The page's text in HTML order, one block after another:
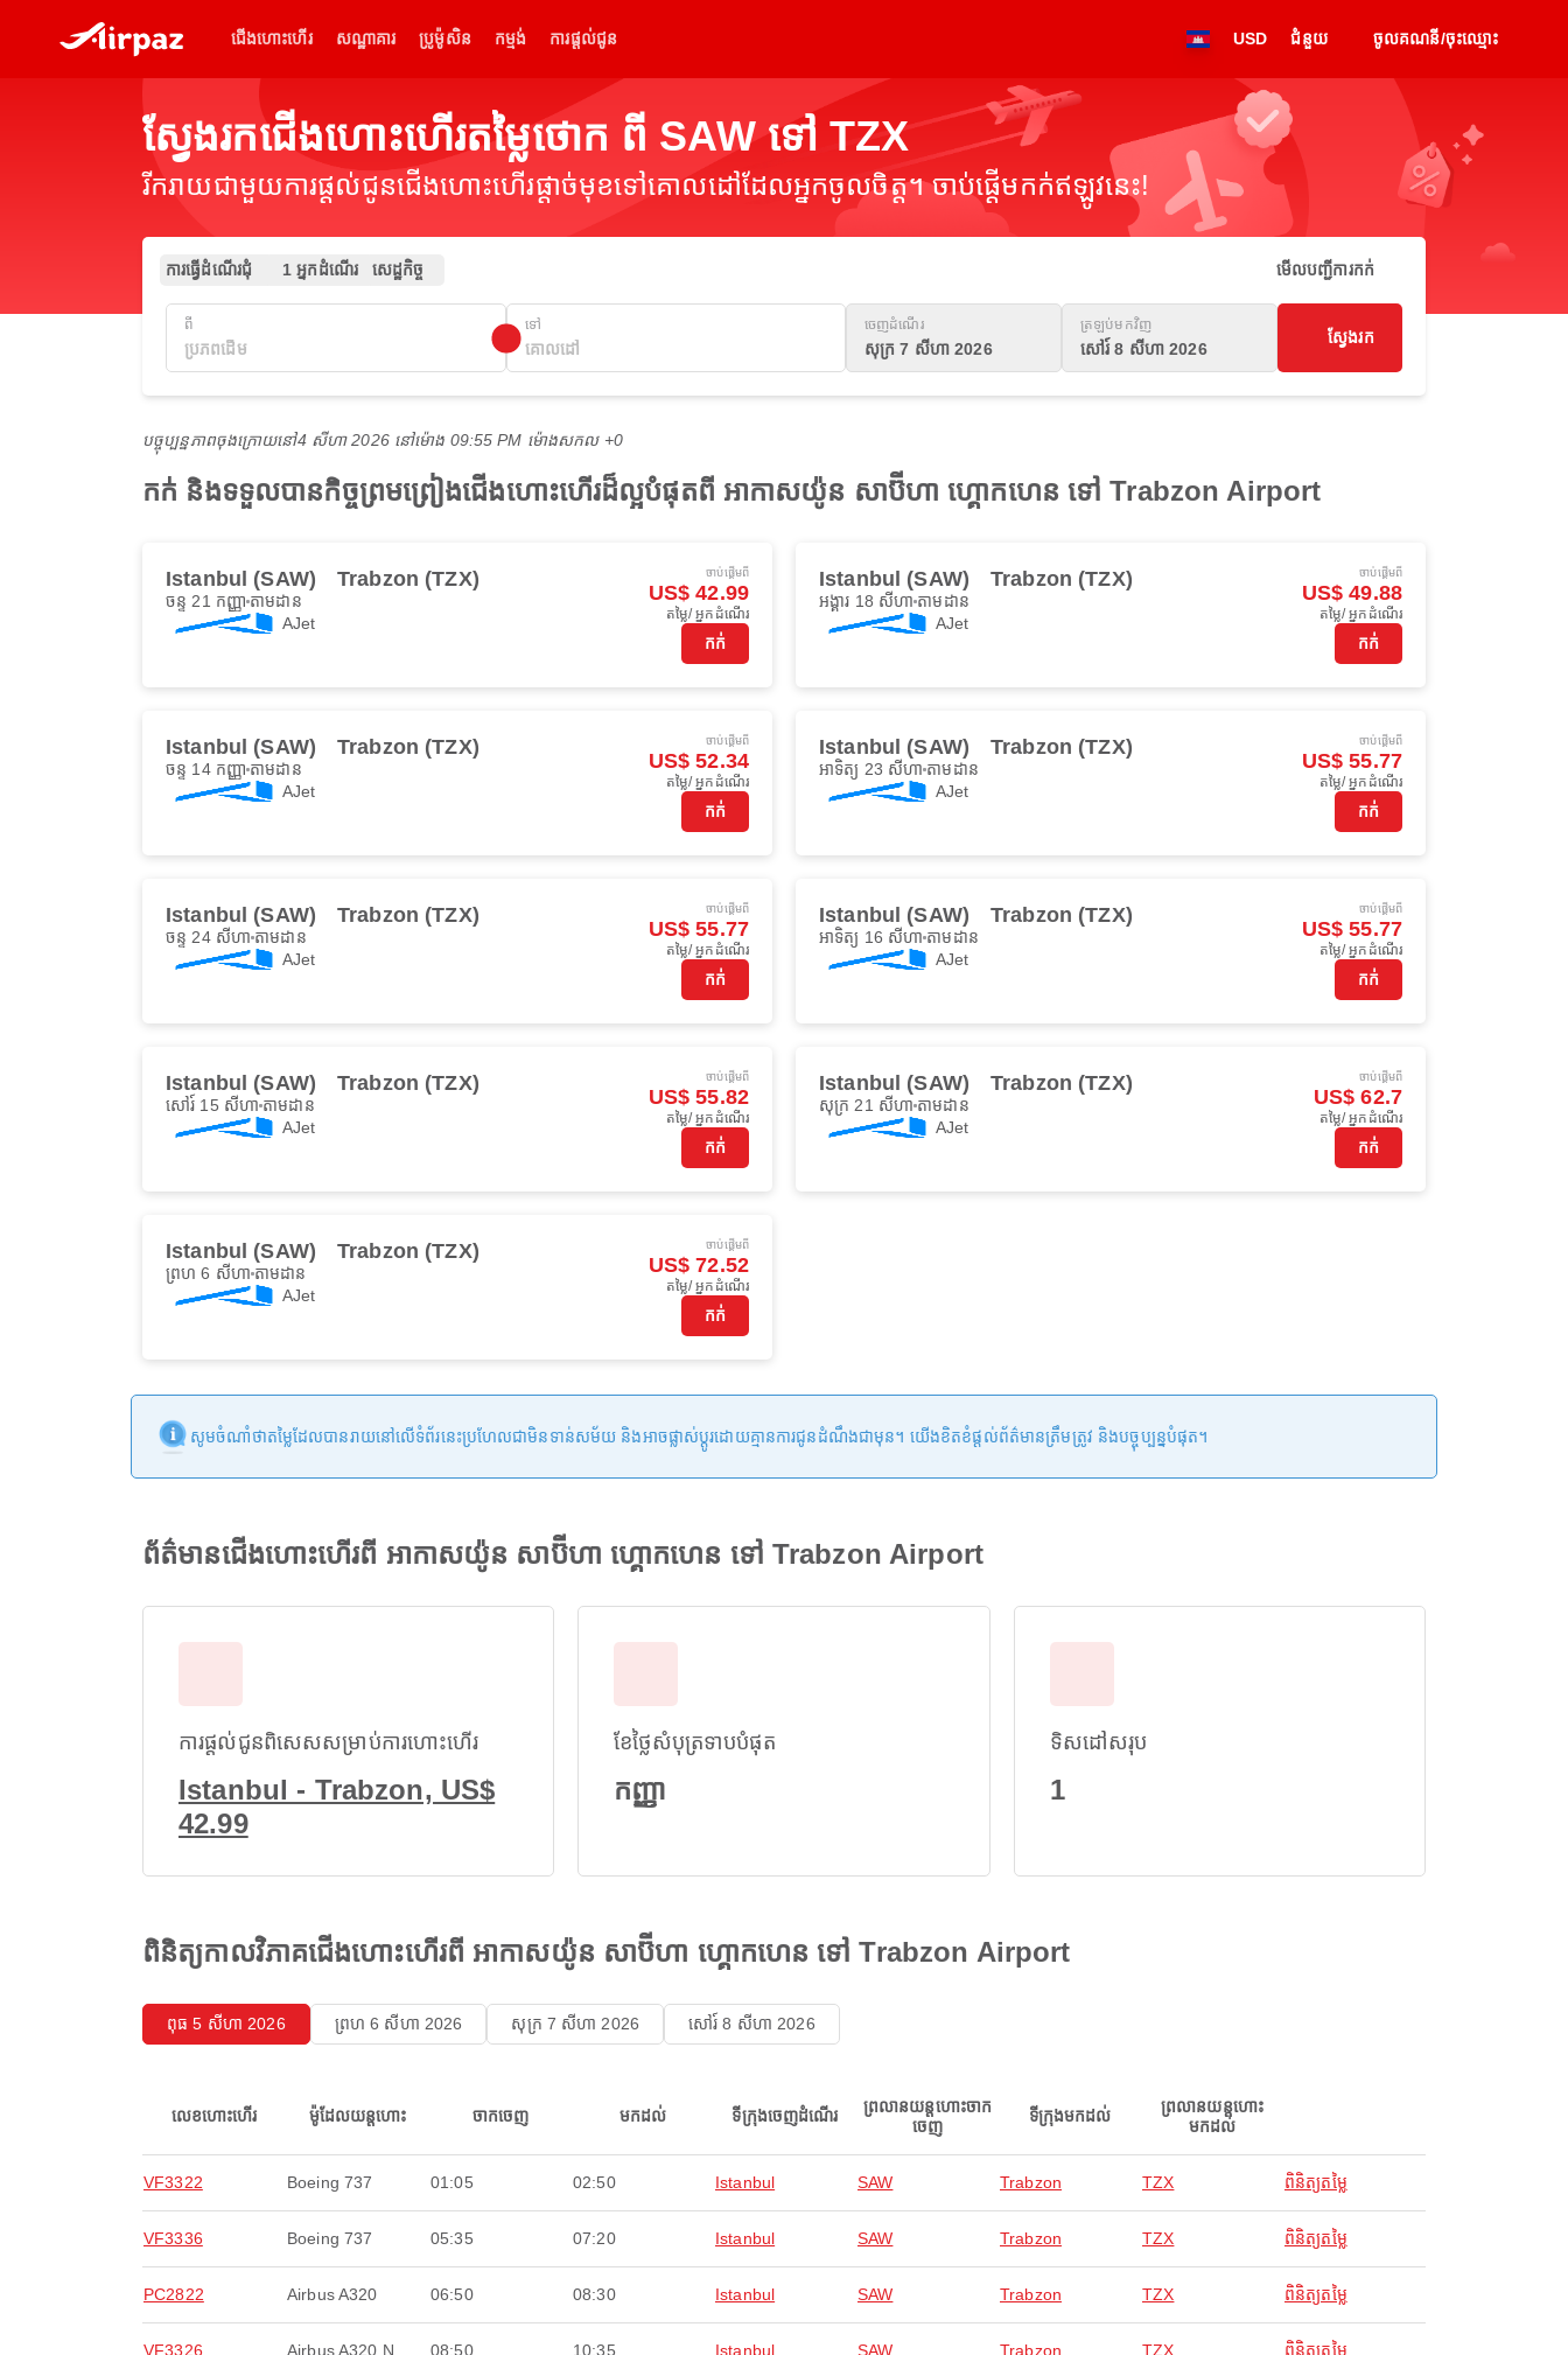
ជើងហោះហើរ សណ្ឋាគារ ប្រូម៉ូសិន កម្មង់ ការផ្តល់ជូន USD ជំនួយ ចូលគណនី/ចុះឈ្មោះ
ស្វែងរកជើងហោះហើរតម្លៃថោក ពី SAW ទៅ TZX
រីករាយជាមួយការផ្តល់ជូនជើងហោះហើរផ្តាច់មុខទៅគោលដៅដែលអ្នកចូលចិត្ត។ ចាប់ផ្តើមកក់ឥឡូវនេះ!
ការធ្វើដំណើរជុំ 1 អ្នកដំណើរ សេដ្ឋកិច្ច មើលបញ្ជីការកក់
ពី ទៅ ចេញដំណើរ
សុក្រ 7 សីហា 2026
ត្រឡប់មកវិញ
សៅរ៍ 8 សីហា 2026
ស្វែងរក
បច្ចុប្បន្នភាពចុងក្រោយនៅ4 សីហា 2026 នៅ​ម៉ោង 09:55 PM ម៉ោង​សកល +0
កក់ និងទទួលបានកិច្ចព្រមព្រៀងជើងហោះហើរដ៏ល្អបំផុតពី អាកាសយ៉ូន សាប៊ីហា ហ្គោកហេន ទៅ Trabzon Airport
Istanbul (SAW) Trabzon (TZX)
ចន្ទ 21 កញ្ញា តាមដាន
AJet
ចាប់ផ្ដើមពី
US$ 42.99
តម្លៃ/ អ្នកដំណើរ
កក់
Istanbul (SAW) Trabzon (TZX)
អង្គារ 18 សីហា តាមដាន
AJet
ចាប់ផ្ដើមពី
US$ 49.88
តម្លៃ/ អ្នកដំណើរ
កក់
Istanbul (SAW) Trabzon (TZX)
ចន្ទ 14 កញ្ញា តាមដាន
AJet
ចាប់ផ្ដើមពី
US$ 52.34
តម្លៃ/ អ្នកដំណើរ
កក់
Istanbul (SAW) Trabzon (TZX)
អាទិត្យ 23 សីហា តាមដាន
AJet
ចាប់ផ្ដើមពី
US$ 55.77
តម្លៃ/ អ្នកដំណើរ
កក់
Istanbul (SAW) Trabzon (TZX)
ចន្ទ 24 សីហា តាមដាន
AJet
ចាប់ផ្ដើមពី
US$ 55.77
តម្លៃ/ អ្នកដំណើរ
កក់
Istanbul (SAW) Trabzon (TZX)
អាទិត្យ 16 សីហា តាមដាន
AJet
ចាប់ផ្ដើមពី
US$ 55.77
តម្លៃ/ អ្នកដំណើរ
កក់
Istanbul (SAW) Trabzon (TZX)
សៅរ៍ 15 សីហា តាមដាន
AJet
ចាប់ផ្ដើមពី
US$ 55.82
តម្លៃ/ អ្នកដំណើរ
កក់
Istanbul (SAW) Trabzon (TZX)
សុក្រ 21 សីហា តាមដាន
AJet
ចាប់ផ្ដើមពី
US$ 62.7
តម្លៃ/ អ្នកដំណើរ
កក់
Istanbul (SAW) Trabzon (TZX)
ព្រហ 6 សីហា តាមដាន
AJet
ចាប់ផ្ដើមពី
US$ 72.52
តម្លៃ/ អ្នកដំណើរ
កក់
សូមចំណាំថាតម្លៃដែលបានរាយនៅលើទំព័រនេះប្រហែលជាមិនទាន់សម័យ និងអាចផ្លាស់ប្តូរដោយគ្មានការជូនដំណឹងជាមុន។ យើងខិតខំផ្តល់ព័ត៌មានត្រឹមត្រូវ និងបច្ចុប្បន្នបំផុត។
ព័ត៌មានជើងហោះហើរពី អាកាសយ៉ូន សាប៊ីហា ហ្គោកហេន ទៅ Trabzon Airport
ការផ្តល់ជូនពិសេសសម្រាប់ការហោះហើរ
Istanbul - Trabzon, US$
42.99
ខែថ្លៃសំបុត្រទាបបំផុត
កញ្ញា
ទិសដៅសរុប
1
ពិនិត្យកាលវិភាគជើងហោះហើរពី អាកាសយ៉ូន សាប៊ីហា ហ្គោកហេន ទៅ Trabzon Airport
ពុធ 5 សីហា 2026 ព្រហ 6 សីហា 2026 សុក្រ 7 សីហា 2026 សៅរ៍ 8 សីហា 2026
លេខហោះហើរ ម៉ូដែលយន្តហោះ ចាកចេញ មកដល់ ទីក្រុងចេញដំណើរ
ព្រលានយន្តហោះចាក
ចេញ
ទីក្រុងមកដល់
ព្រលានយន្តហោះ
មកដល់
VF3322 Boeing 737 01:05 02:50 Istanbul SAW Trabzon TZX ពិនិត្យតម្លៃ
VF3336 Boeing 737 05:35 07:20 Istanbul SAW Trabzon TZX ពិនិត្យតម្លៃ
PC2822 Airbus A320 06:50 08:30 Istanbul SAW Trabzon TZX ពិនិត្យតម្លៃ
VF3326 Airbus A320 N 08:50 10:35 Istanbul SAW Trabzon TZX ពិនិត្យតម្លៃ